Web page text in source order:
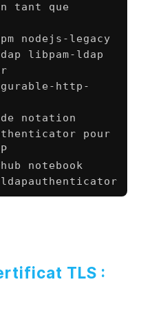
tant que
nodejs-legacy
libpam-ldap
http-
notation
pour
notebook
TLS :